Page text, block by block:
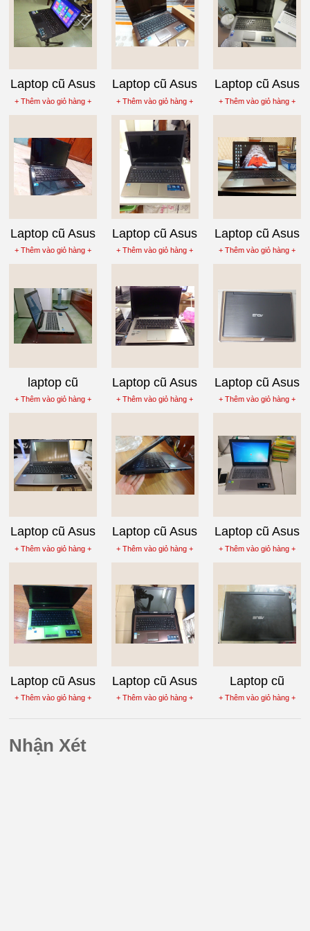
Laptop cũ Asus
X301A-RX134,
Core i3
+ Thêm vào giỏ hàng +
Laptop cũ Asus
K43SJ Core i5-
2430M
+ Thêm vào giỏ hàng +
Laptop cũ Asus
K43E-VX056
Core i3
+ Thêm vào giỏ hàng +
Laptop cũ Asus
A42F-VX008
Core i5
+ Thêm vào giỏ hàng +
Laptop cũ Asus
K55A-SX209,
Core i3
+ Thêm vào giỏ hàng +
Laptop cũ Asus
K55VM-SX032
Core i7-
+ Thêm vào giỏ hàng +
laptop cũ
Ultrabook Asus
K56CM-XX008
+ Thêm vào giỏ hàng +
Laptop cũ Asus
Zenbook
UX32VD
+ Thêm vào giỏ hàng +
Laptop cũ Asus
X550CA-
XX120D
+ Thêm vào giỏ hàng +
Laptop cũ Asus
K55A-SX144
+ Thêm vào giỏ hàng +
Laptop cũ Asus
K45VD-VX031
+ Thêm vào giỏ hàng +
Laptop cũ Asus
X450CC-
WX016
+ Thêm vào giỏ hàng +
Laptop cũ Asus
K43SJ-VX474
+ Thêm vào giỏ hàng +
Laptop cũ Asus
K53SV-SX492
+ Thêm vào giỏ hàng +
Laptop cũ
ultrabook Asus
+ Thêm vào giỏ hàng +
Nhận Xét